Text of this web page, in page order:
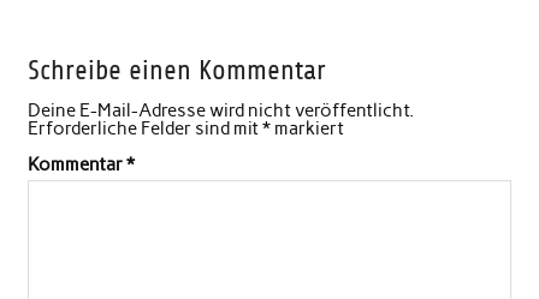
Schreibe einen Kommentar
Deine E-Mail-Adresse wird nicht veröffentlicht.
Erforderliche Felder sind mit*markiert
Kommentar*